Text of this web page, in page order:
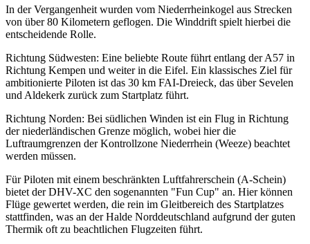
In der Vergangenheit wurden vom Niederrheinkogel aus Strecken
von über 80 Kilometern geflogen. Die Winddrift spielt hierbei die
entscheidende Rolle.
Richtung Südwesten: Eine beliebte Route führt entlang der A57 in
Richtung Kempen und weiter in die Eifel. Ein klassisches Ziel für
ambitionierte Piloten ist das 30 km FAI-Dreieck, das über Sevelen
und Aldekerk zurück zum Startplatz führt.
Richtung Norden: Bei südlichen Winden ist ein Flug in Richtung
der niederländischen Grenze möglich, wobei hier die
Luftraumgrenzen der Kontrollzone Niederrhein (Weeze) beachtet
werden müssen.
Für Piloten mit einem beschränkten Luftfahrerschein (A-Schein)
bietet der DHV-XC den sogenannten "Fun Cup" an. Hier können
Flüge gewertet werden, die rein im Gleitbereich des Startplatzes
stattfinden, was an der Halde Norddeutschland aufgrund der guten
Thermik oft zu beachtlichen Flugzeiten führt.